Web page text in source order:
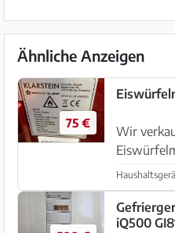
Ähnliche Anzeigen
75 €
Wir
iQ500